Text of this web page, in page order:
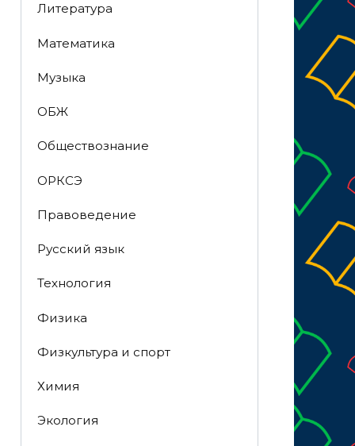
Литература
Математика
Музыка
ОБЖ
Обществознание
ОРКСЭ
Правоведение
Русский язык
Технология
Физика
Физкультура и спорт
Химия
Экология